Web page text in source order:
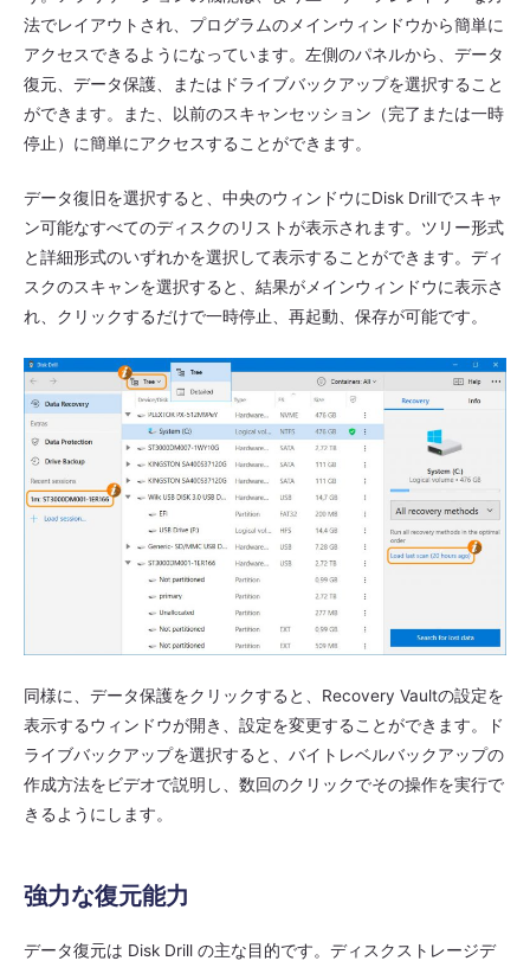
法でレイアウトされ、プログラムのメインウィンドウから簡単に
アクセスできるようになっています。左側のパネルから、データ
復元、データ保護、またはドライブバックアップを選択すること
ができます。また、以前のスキャンセッション（完了または一時
停止）に簡単にアクセスすることができます。
データ復旧を選択すると、中央のウィンドウにDisk Drillでスキャ
ン可能なすべてのディスクのリストが表示されます。ツリー形式
と詳細形式のいずれかを選択して表示することができます。ディ
スクのスキャンを選択すると、結果がメインウィンドウに表示さ
れ、クリックするだけで一時停止、再起動、保存が可能です。
同様に、データ保護をクリックすると、Recovery Vaultの設定を
表示するウィンドウが開き、設定を変更することができます。ド
ライブバックアップを選択すると、バイトレベルバックアップの
作成方法をビデオで説明し、数回のクリックでその操作を実行で
きるようにします。
強力な復元能力
データ復元は Disk Drill の主な目的です。ディスクストレージデ